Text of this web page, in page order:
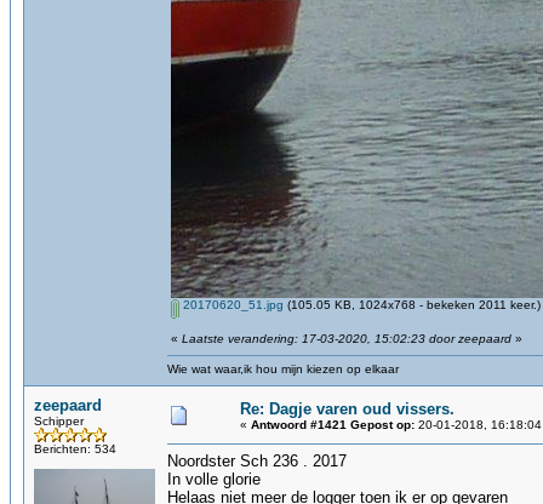
20170620_51.jpg (105.05 KB, 1024x768 - bekeken 2011 keer.)
« Laatste verandering: 17-03-2020, 15:02:23 door zeepaard »
Wie wat waar,ik hou mijn kiezen op elkaar
zeepaard
Schipper
Berichten: 534
Re: Dagje varen oud vissers.
« Antwoord #1421 Gepost op: 20-01-2018,
Noordster Sch 236 . 2017
In volle glorie
Helaas niet meer de logger toen ik er op gevaren